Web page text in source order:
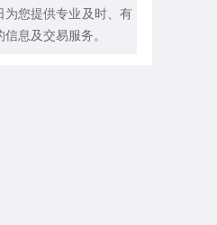
为您提供专业及时、有
信息及交易服务。